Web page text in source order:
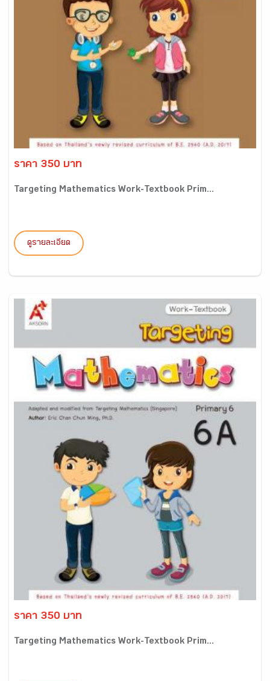
ราคา 350 บาท
Targeting Mathematics Work-Textbook Prim...
ดูรายละเอียด
ราคา 350 บาท
Targeting Mathematics Work-Textbook Prim...